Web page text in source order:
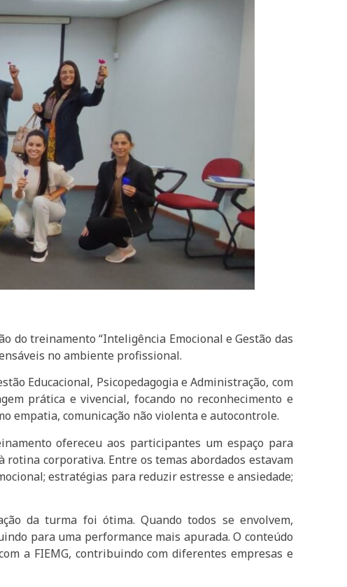
do treinamento “Inteligência Emocional e Gestão das
no ambiente profissional.
Educacional, Psicopedagogia e Administração, com
prática e vivencial, focando no reconhecimento e
empatia, comunicação não violenta e autocontrole.
ofereceu aos participantes um espaço para
corporativa. Entre os temas abordados estavam
estratégias para reduzir estresse e ansiedade;
da turma foi ótima. Quando todos se envolvem,
para uma performance mais apurada. O conteúdo
a FIEMG, contribuindo com diferentes empresas e